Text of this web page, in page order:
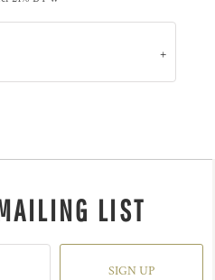
LIST
SIGN UP